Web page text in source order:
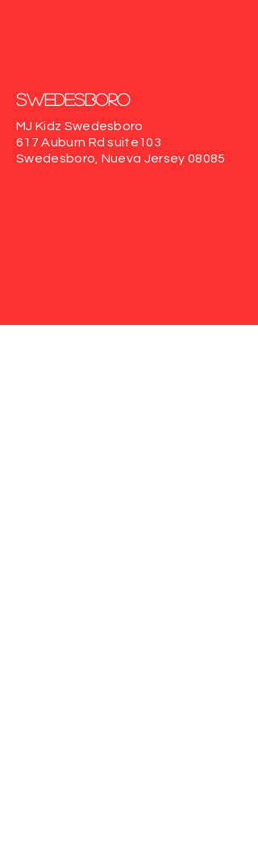
Swedesboro
MJ Kidz Swedesboro
617 Auburn Rdsuite103
Swedesboro, Nueva Jersey 08085